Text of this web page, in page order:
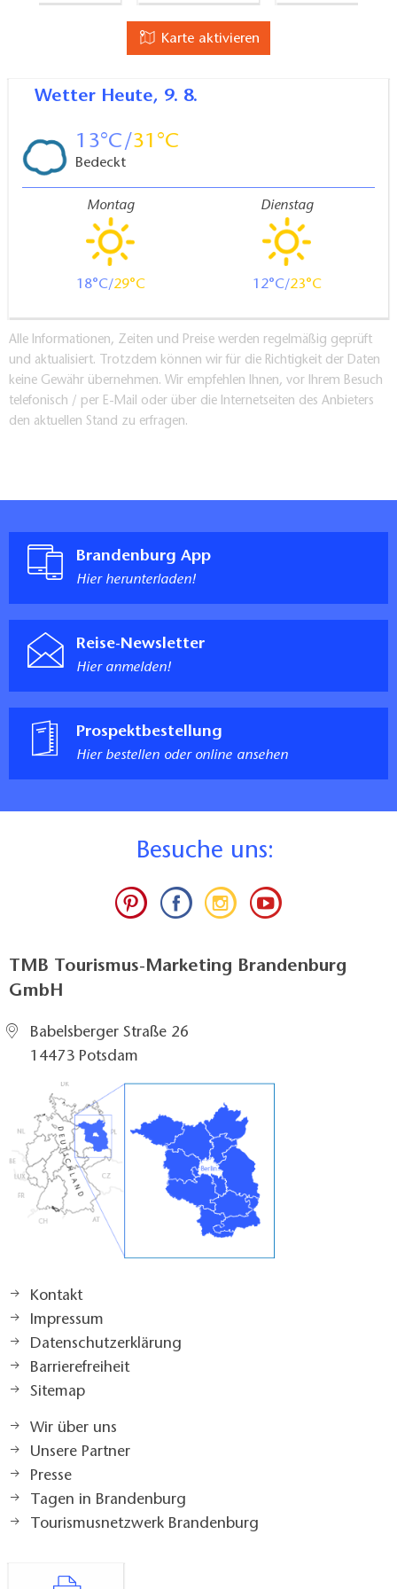
Abstellmöglichkeiten für Kinderwagen / Rollatoren
nächste Haltestelle Straßenbahn, Schappachstraße,
Karte aktivieren
Wetter Heute, 9. 8.
13 31
Bedeckt
Montag
18 29
Dienstag
12 23
Alle Informationen, Zeiten und Preise werden regelmäßig geprüft
und aktualisiert. Trotzdem können wir für die Richtigkeit der Daten
keine Gewähr übernehmen. Wir empfehlen Ihnen, vor Ihrem Besuch
telefonisch / per E-Mail oder über die Internetseiten des Anbieters
den aktuellen Stand zu erfragen.
Brandenburg App
Hier herunterladen!
Reise-Newsletter
Hier anmelden!
Prospektbestellung
Hier bestellen oder online ansehen
Besuche uns:
TMB Tourismus-Marketing Brandenburg
GmbH
Babelsberger Straße 26
14473 Potsdam
Kontakt
Impressum
Datenschutzerklärung
Barrierefreiheit
Sitemap
Wir über uns
Unsere Partner
Presse
Tagen in Brandenburg
Tourismusnetzwerk Brandenburg